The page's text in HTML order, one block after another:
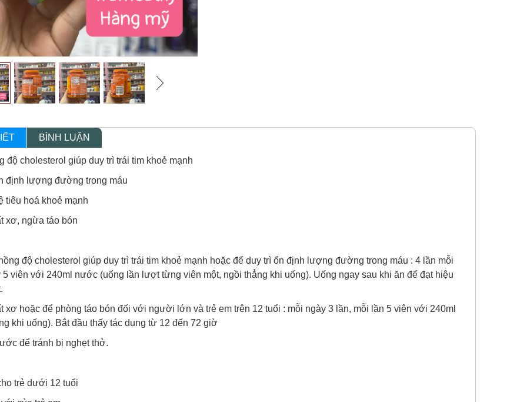
BÌNH LUẬN
độ cholesterol giúp duy trì trái tim khoẻ mạnh
định lượng đường trong máu
tiêu hoá khoẻ mạnh
xơ, ngừa táo bón
độ cholesterol giúp duy trì trái tim khoẻ mạnh hoặc để duy trì ổn định lượng đường trong máu : 4 lần mỗi
5 viên với 240ml nước (uống lần lượt từng viên một, ngồi thẳng khi uống). Uống ngay sau khi ăn để đạt hiệu
xơ hoặc để phòng táo bón đối với người lớn và trẻ em trên 12 tuổi : mỗi ngày 3 lần, mỗi lần 5 viên với 240ml
khi uống). Bắt đầu thấy tác dụng từ 12 đến 72 giờ
để tránh bị nghẹt thở.
trẻ dưới 12 tuổi